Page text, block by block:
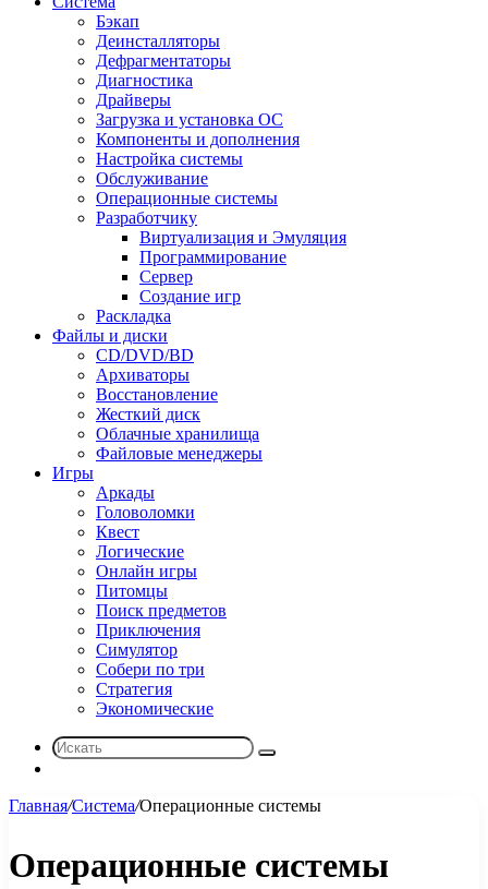
Бэкап
Деинсталляторы
Дефрагментаторы
Диагностика
Драйверы
Загрузка и установка ОС
Компоненты и дополнения
Настройка системы
Обслуживание
Операционные системы
Разработчику
Виртуализация и Эмуляция
Программирование
Сервер
Создание игр
Раскладка
Файлы и диски
CD/DVD/BD
Архиваторы
Восстановление
Жесткий диск
Облачные хранилища
Файловые менеджеры
Игры
Аркады
Головоломки
Квест
Логические
Онлайн игры
Питомцы
Поиск предметов
Приключения
Симулятор
Собери по три
Стратегия
Экономические
Искать
Главная/Система/Операционные системы
Операционные системы